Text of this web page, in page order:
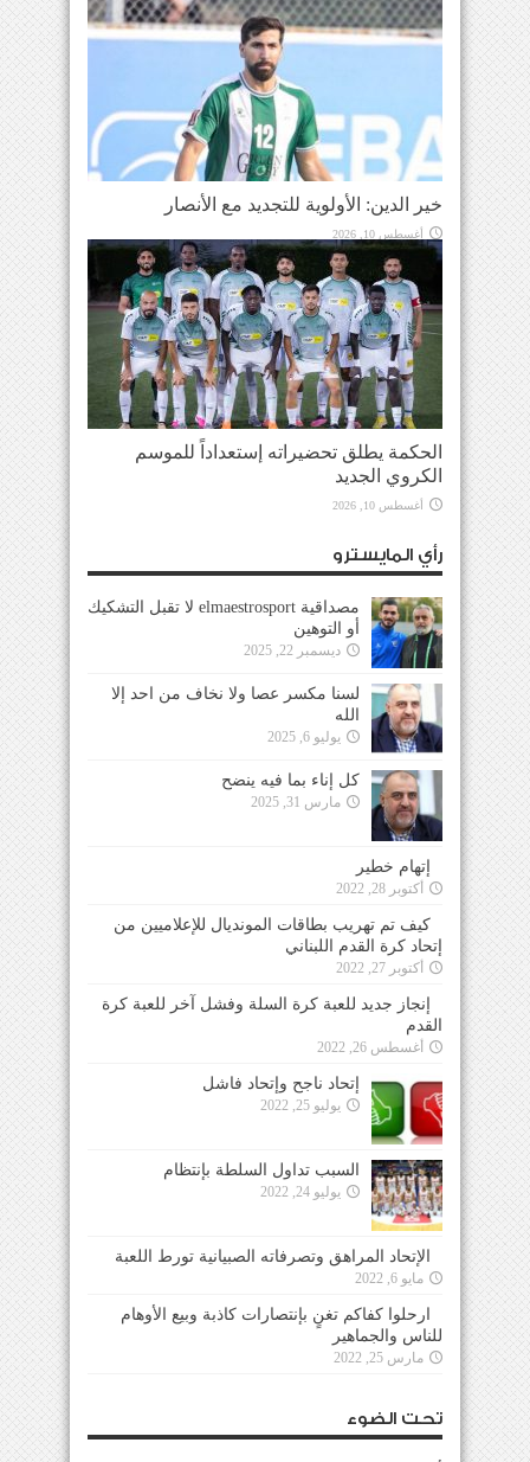
خير الدين: الأولوية للتجديد مع الأنصار
أغسطس 10, 2026
الحكمة يطلق تحضيراته إستعداداً للموسم
الكروي الجديد
أغسطس 10, 2026
رأي المايسترو
مصداقية elmaestrosport لا تقبل التشكيك
أو التوهين
ديسمبر 22, 2025
لسنا مكسر عصا ولا نخاف من احد إلا
الله
يوليو 6, 2025
كل إناء بما فيه ينضح
مارس 31, 2025
إتهام خطير
أكتوبر 28, 2022
كيف تم تهريب بطاقات المونديال للإعلاميين من
إتحاد كرة القدم اللبناني
أكتوبر 27, 2022
إنجاز جديد للعبة كرة السلة وفشل آخر للعبة كرة
القدم
أغسطس 26, 2022
إتحاد ناجح وإتحاد فاشل
يوليو 25, 2022
السبب تداول السلطة بإنتظام
يوليو 24, 2022
الإتحاد المراهق وتصرفاته الصبيانية تورط اللعبة
مايو 6, 2022
ارحلوا كفاكم تغنٍ بإنتصارات كاذبة وبيع الأوهام
للناس والجماهير
مارس 25, 2022
تحت الضوء